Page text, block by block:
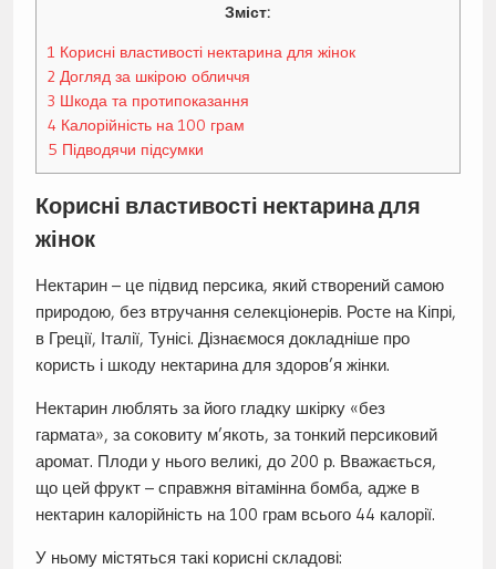
Зміст:
1 Корисні властивості нектарина для жінок
2Догляд за шкірою обличчя
3 Шкода та протипоказання
4 Калорійність на 100 грам
5 Підводячи підсумки
Корисні властивості нектарина для
жінок
Нектарин – це підвид персика, який створений самою
природою, без втручання селекціонерів. Росте на Кіпрі,
в Греції, Італії, Тунісі. Дізнаємося докладніше про
користь і шкоду нектарина для здоров’я жінки.
Нектарин люблять за його гладку шкірку «без
гармата», за соковиту м’якоть, за тонкий персиковий
аромат. Плоди у нього великі, до 200 р. Вважається,
що цей фрукт – справжня вітамінна бомба, адже в
нектарин калорійність на 100 грам всього 44 калорії.
У ньому містяться такі корисні складові: